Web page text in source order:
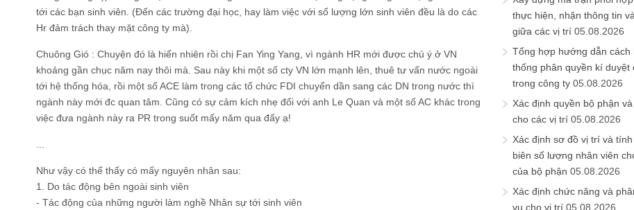
tới các bạn sinh viên. (Đến các trường đại học, hay làm việc với số lượng lớn sinh viên đều là do các
Hr đảm trách thay mặt công ty mà).
Chuông Gió : Chuyện đó là hiển nhiên rồi chị Fan Ying Yang, vì ngành HR mới được chú ý ở VN
khoảng gần chục năm nay thôi mà. Sau này khi một số cty VN lớn mạnh lên, thuê tư vấn nước ngoài
tới hệ thống hóa, rồi một số ACE làm trong các tổ chức FDI chuyển dần sang các DN trong nước thì
ngành này mới đc quan tâm. Cũng có sự cảm kích nhẹ đối với anh Le Quan và một số AC khác trong
việc đưa ngành này ra PR trong suốt mấy năm qua đấy ạ!
Như vậy có thể thấy có mấy nguyên nhân sau:
1. Do tác động bên ngoài sinh viên
- Tác động của những người làm nghề Nhân sự tới sinh viên
thực hiện, nhận thông tin
giữa các vị trí 05.08.2026
Tổng hợp hướng dẫn cách
thống phân quyền kí duyệt
trong công ty 05.08.2026
Xác định quyền bộ phận
cho các vị trí 05.08.2026
Xác định sơ đồ vị trí và
biên số lượng nhân viên
của bộ phận 05.08.2026
Xác định chức năng và
vụ cho vị trí 05.08.2026